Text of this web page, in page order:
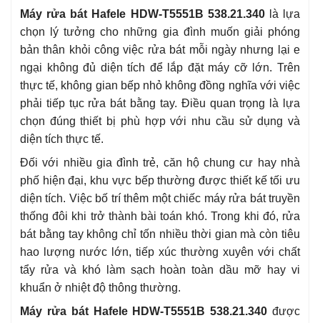
Máy rửa bát Hafele HDW-T5551B 538.21.340là lựa
chọn lý tưởng cho những gia đình muốn giải phóng
bản thân khỏi công việc rửa bát mỗi ngày nhưng lại e
ngại không đủ diện tích để lắp đặt máy cỡ lớn. Trên
thực tế, không gian bếp nhỏ không đồng nghĩa với việc
phải tiếp tục rửa bát bằng tay. Điều quan trọng là lựa
chọn đúng thiết bị phù hợp với nhu cầu sử dụng và
diện tích thực tế.
Đối với nhiều gia đình trẻ, căn hộ chung cư hay nhà
phố hiện đại, khu vực bếp thường được thiết kế tối ưu
diện tích. Việc bố trí thêm một chiếc máy rửa bát truyền
thống đôi khi trở thành bài toán khó. Trong khi đó, rửa
bát bằng tay không chỉ tốn nhiều thời gian mà còn tiêu
hao lượng nước lớn, tiếp xúc thường xuyên với chất
tẩy rửa và khó làm sạch hoàn toàn dầu mỡ hay vi
khuẩn ở nhiệt độ thông thường.
Máy rửa bát Hafele HDW-T5551B 538.21.340 được